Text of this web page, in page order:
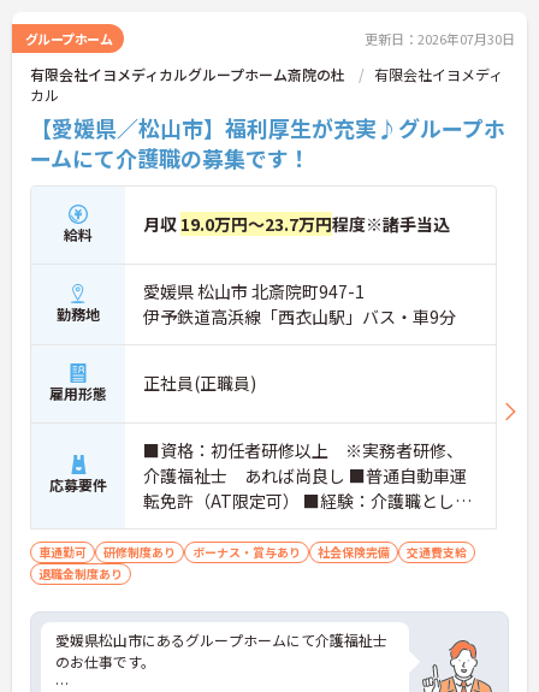
グループホーム 更新日：2026年07月30日
有限会社イヨメディカルグループホーム斎院の杜
有限会社イヨメディ
カル
【愛媛県／松山市】福利厚生が充実♪グループホ
ームにて介護職の募集です！
給料 月収 19.0万円～23.7万円程度※諸手当込
勤務地
愛媛県 松山市 北斎院町947-1
伊予鉄道高浜線「西衣山駅」バス・車9分
雇用形態 正社員(正職員)
応募要件
■資格：初任者研修以上 ※実務者研修、
介護福祉士 あれば尚良し ■普通自動車運
転免許（AT限定可） ■経験：介護職として
実務経験（夜勤経験必須）がある方
車通勤可 研修制度あり ボーナス・賞与あり 社会保険完備
交通費支給
退職金制度あり
愛媛県松山市にあるグループホームにて介護福祉士
のお仕事です。